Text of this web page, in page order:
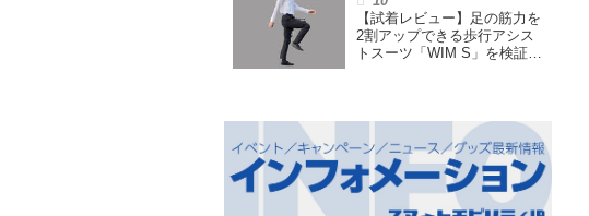
展開
【試着レビュー】足の筋力を
2割アップできる歩行アシス
トスーツ「WIM S」を検証。